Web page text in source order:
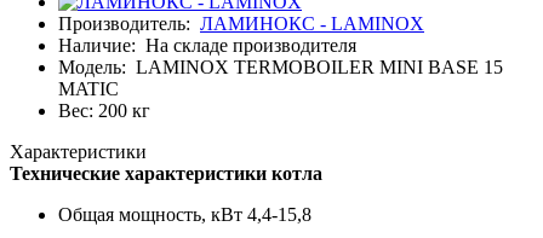
Производитель: ЛАМИНОКС - LAMINOX
Наличие: На складе производителя
Модель: LAMINOX TERMOBOILER MINI BASE 15
MATIC
Вес: 200 кг
Характеристики
Технические характеристики котла
Общая мощность, кВт 4,4-15,8